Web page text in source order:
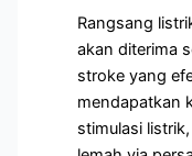
Rangsang
akan diterima
stroke yang
mendapatkan
stimulasi